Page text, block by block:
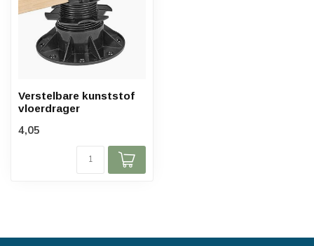
Verstelbare kunststof
vloerdrager
4,05